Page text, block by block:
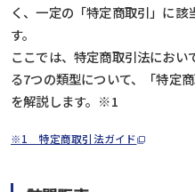
く、一定の「特定商取引」に
す。
ここでは、特定商取引法にお
る7つの類型について、「特定
を解説します。 ※1
※1 特定商取引法ガイド